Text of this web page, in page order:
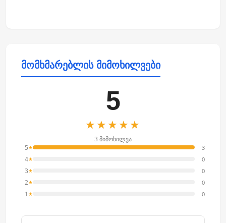
მომხმარებლის მიმოხილვები
5
★★★★★
3 მიმოხილვა
5★ 3
4★ 0
3★ 0
2★ 0
1 ★ 0